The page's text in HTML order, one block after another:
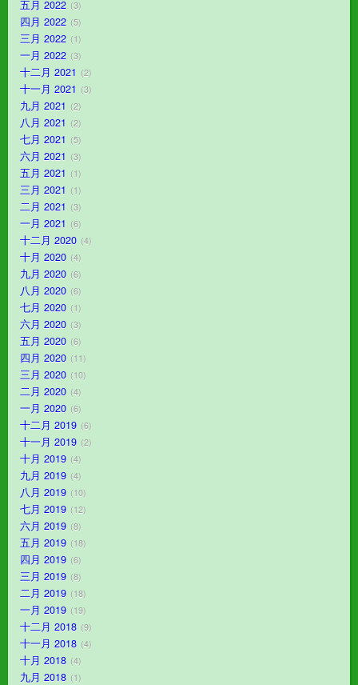
五月 2022 3
四月 2022 5
三月 2022 1
一月 2022 3
十二月 2021 2
十一月 2021 3
九月 2021 2
八月 2021 2
七月 2021 5
六月 2021 3
五月 2021 1
三月 2021 1
二月 2021 3
一月 2021 6
十二月 2020 4
十月 2020 4
九月 2020 6
八月 2020 6
七月 2020 1
六月 2020 3
五月 2020 6
四月 2020 11
三月 2020 10
二月 2020 4
一月 2020 6
十二月 2019 6
十一月 2019 2
十月 2019 4
九月 2019 4
八月 2019 10
七月 2019 12
六月 2019 8
五月 2019 18
四月 2019 6
三月 2019 8
二月 2019 18
一月 2019 19
十二月 2018 9
十一月 2018 4
十月 2018 4
九月 2018 1